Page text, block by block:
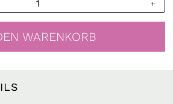
WARENKORB